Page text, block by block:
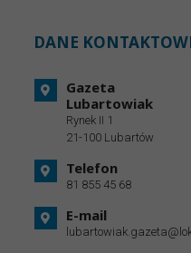
DANE
Gazeta
Lubartowiak
Rynek II 1
21-100 Lubartów
Telefon
81 855 45 68
E-mail